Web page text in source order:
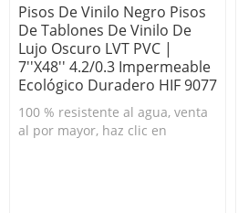
Pisos De Vinilo Negro Pisos
De Tablones De Vinilo De
Lujo Oscuro LVT PVC |
7''x48'' 4.2/0.3 Impermeable
Ecológico Duradero HIF 9077
100 % resistente al agua, venta
al por mayor, haz clic en